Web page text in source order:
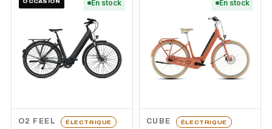
OCCASION En stock
O2 FEEL ÉLECTRIQUE
En stock
CUBE ÉLECTRIQUE